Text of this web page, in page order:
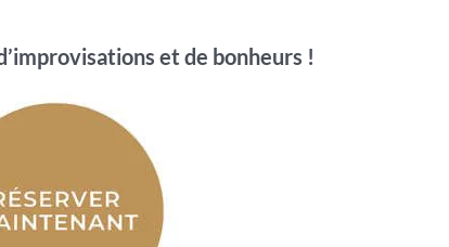
et de bonheurs !